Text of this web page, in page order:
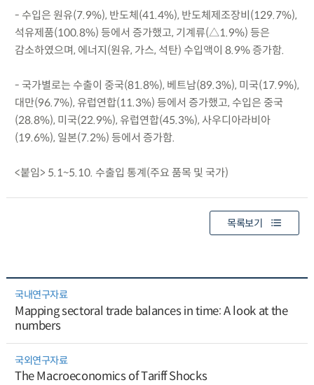
- 수입은 원유(7.9%), 반도체(41.4%), 반도체제조장비(129.7%),
석유제품(100.8%) 등에서 증가했고, 기계류(△1.9%) 등은
감소하였으며, 에너지(원유, 가스, 석탄) 수입액이 8.9% 증가함.
- 국가별로는 수출이 중국(81.8%), 베트남(89.3%), 미국(17.9%),
대만(96.7%), 유럽연합(11.3%) 등에서 증가했고, 수입은 중국
(28.8%), 미국(22.9%), 유럽연합(45.3%), 사우디아라비아
(19.6%), 일본(7.2%) 등에서 증가함.
<붙임> 5.1~5.10. 수출입 통계(주요 품목 및 국가)
목록보기
국내연구자료
Mapping sectoral trade balances in time: A look at the
numbers
국외연구자료
The Macroeconomics of Tariff Shocks